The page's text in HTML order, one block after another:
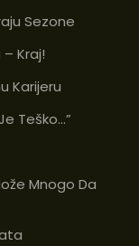
Sezone
Kraj!
Karijeru
Teško…”
Mnogo Da